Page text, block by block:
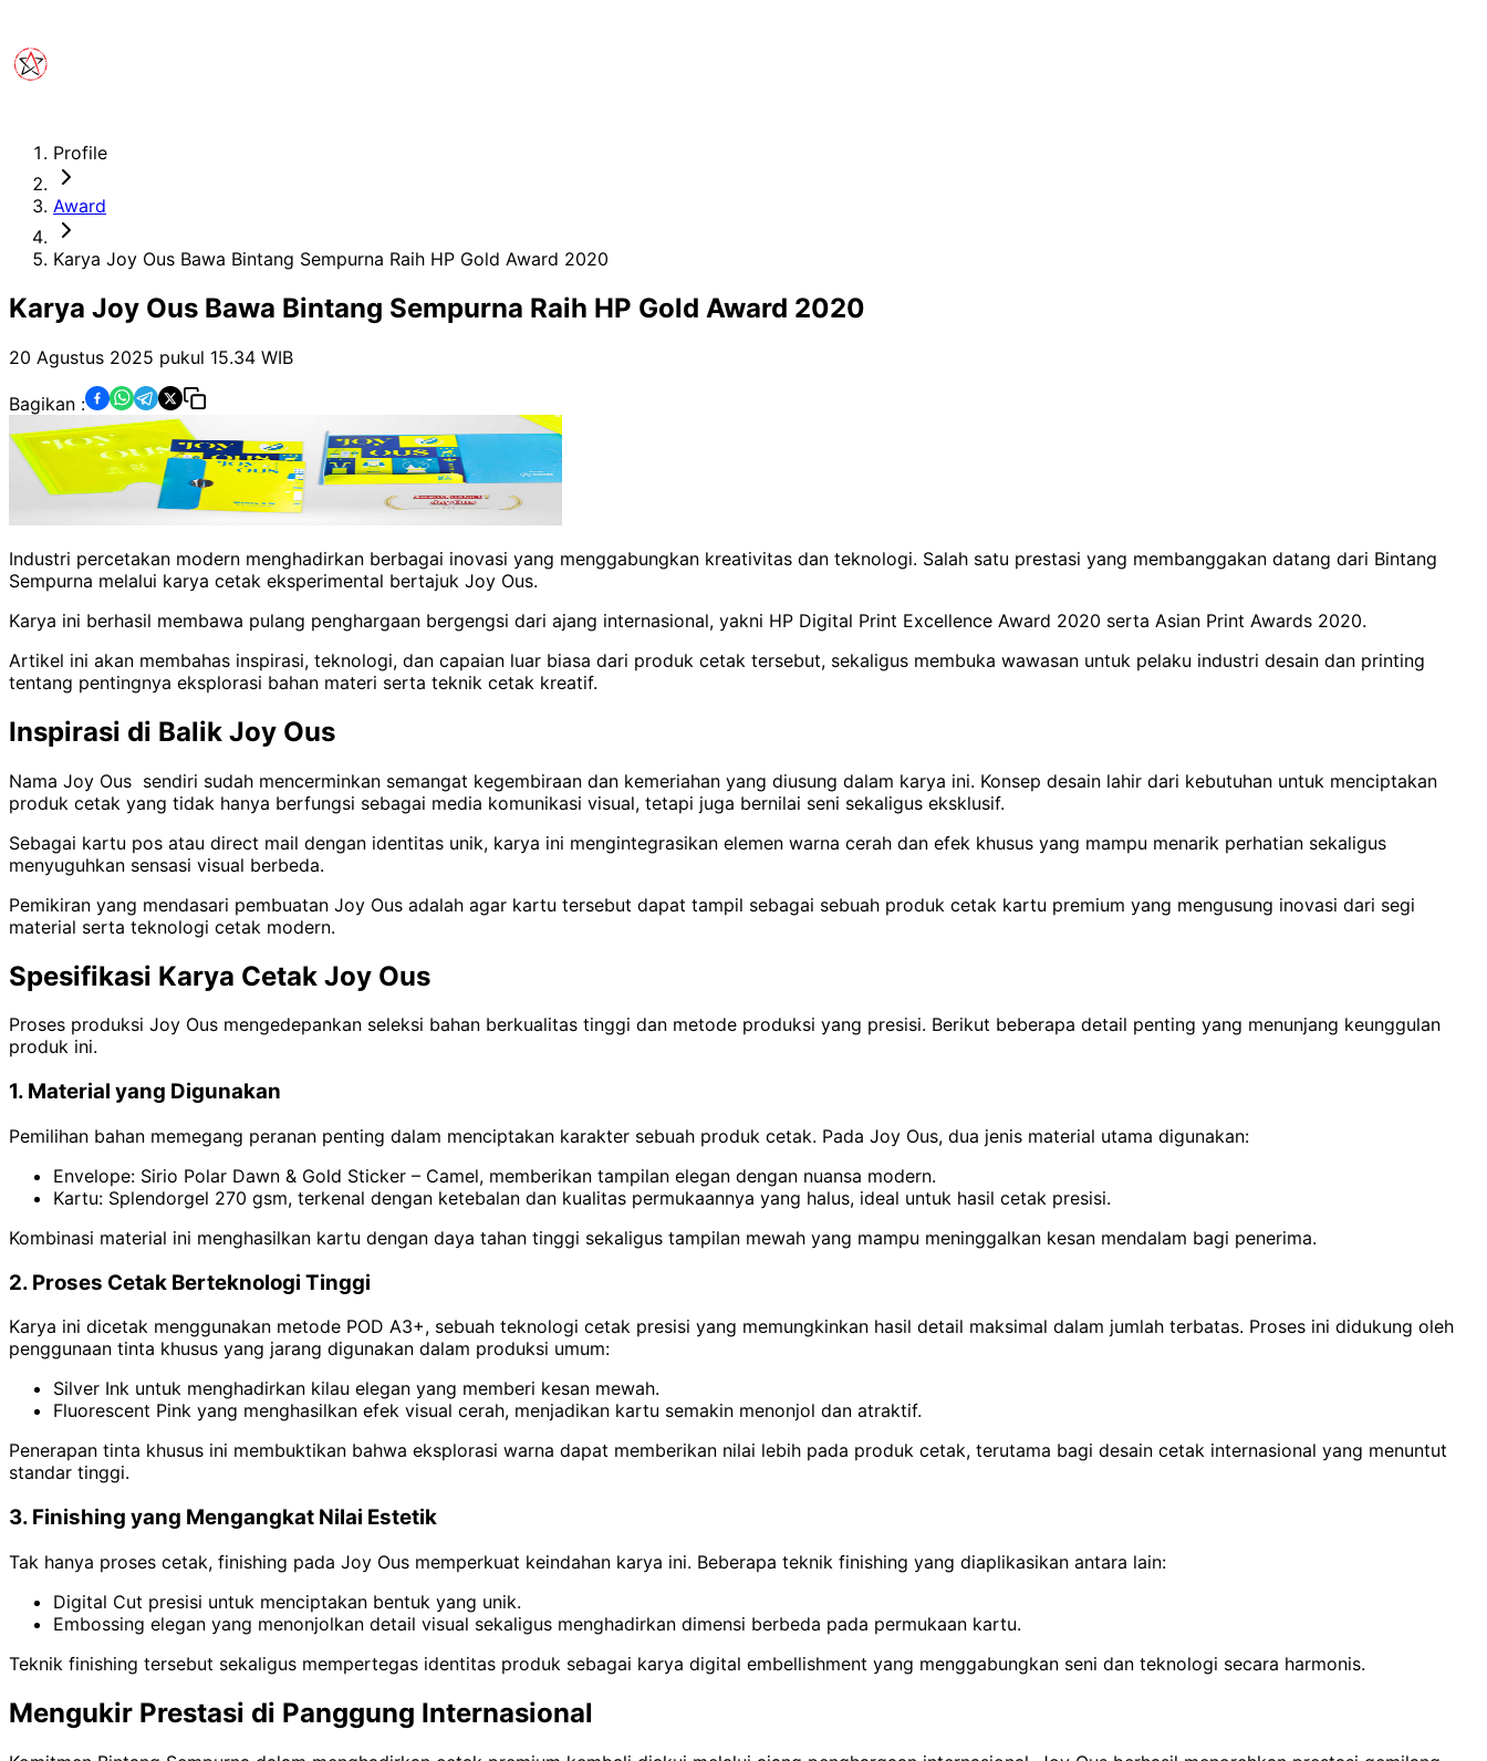
Profile
Award
Karya Joy Ous Bawa Bintang Sempurna Raih HP Gold Award 2020
Karya Joy Ous Bawa Bintang Sempurna Raih HP Gold Award 2020
20 Agustus 2025 pukul 15.34 WIB
Bagikan :
Industri percetakan modern menghadirkan berbagai inovasi yang menggabungkan kreativitas dan teknologi. Salah satu prestasi yang membanggakan datang dari Bintang
Sempurna melalui karya cetak eksperimental bertajuk Joy Ous.
Karya ini berhasil membawa pulang penghargaan bergengsi dari ajang internasional, yakni HP Digital Print Excellence Award 2020 serta Asian Print Awards 2020.
Artikel ini akan membahas inspirasi, teknologi, dan capaian luar biasa dari produk cetak tersebut, sekaligus membuka wawasan untuk pelaku industri desain dan printing
tentang pentingnya eksplorasi bahan materi serta teknik cetak kreatif.
Inspirasi di Balik Joy Ous
Nama Joy Ous sendiri sudah mencerminkan semangat kegembiraan dan kemeriahan yang diusung dalam karya ini. Konsep desain lahir dari kebutuhan untuk menciptakan
produk cetak yang tidak hanya berfungsi sebagai media komunikasi visual, tetapi juga bernilai seni sekaligus eksklusif.
Sebagai kartu pos atau direct mail dengan identitas unik, karya ini mengintegrasikan elemen warna cerah dan efek khusus yang mampu menarik perhatian sekaligus
menyuguhkan sensasi visual berbeda.
Pemikiran yang mendasari pembuatan Joy Ous adalah agar kartu tersebut dapat tampil sebagai sebuah produk cetak kartu premium yang mengusung inovasi dari segi
material serta teknologi cetak modern.
Spesifikasi Karya Cetak Joy Ous
Proses produksi Joy Ous mengedepankan seleksi bahan berkualitas tinggi dan metode produksi yang presisi. Berikut beberapa detail penting yang menunjang keunggulan
produk ini.
1. Material yang Digunakan
Pemilihan bahan memegang peranan penting dalam menciptakan karakter sebuah produk cetak. Pada Joy Ous, dua jenis material utama digunakan:
Envelope: Sirio Polar Dawn & Gold Sticker – Camel, memberikan tampilan elegan dengan nuansa modern.
Kartu: Splendorgel 270 gsm, terkenal dengan ketebalan dan kualitas permukaannya yang halus, ideal untuk hasil cetak presisi.
Kombinasi material ini menghasilkan kartu dengan daya tahan tinggi sekaligus tampilan mewah yang mampu meninggalkan kesan mendalam bagi penerima.
2. Proses Cetak Berteknologi Tinggi
Karya ini dicetak menggunakan metode POD A3+, sebuah teknologi cetak presisi yang memungkinkan hasil detail maksimal dalam jumlah terbatas. Proses ini didukung oleh
penggunaan tinta khusus yang jarang digunakan dalam produksi umum:
Silver Ink untuk menghadirkan kilau elegan yang memberi kesan mewah.
Fluorescent Pink yang menghasilkan efek visual cerah, menjadikan kartu semakin menonjol dan atraktif.
Penerapan tinta khusus ini membuktikan bahwa eksplorasi warna dapat memberikan nilai lebih pada produk cetak, terutama bagi desain cetak internasional yang menuntut
standar tinggi.
3. Finishing yang Mengangkat Nilai Estetik
Tak hanya proses cetak, finishing pada Joy Ous memperkuat keindahan karya ini. Beberapa teknik finishing yang diaplikasikan antara lain:
Digital Cut presisi untuk menciptakan bentuk yang unik.
Embossing elegan yang menonjolkan detail visual sekaligus menghadirkan dimensi berbeda pada permukaan kartu.
Teknik finishing tersebut sekaligus mempertegas identitas produk sebagai karya digital embellishment yang menggabungkan seni dan teknologi secara harmonis.
Mengukir Prestasi di Panggung Internasional